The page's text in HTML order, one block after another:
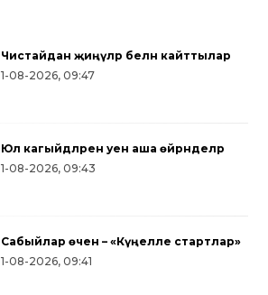
Чистайдан җиңүләр белән кайттылар
1-08-2026, 09:47
Юл кагыйдәләрен уен аша өйрәнделәр
1-08-2026, 09:43
Сабыйлар өчен – «Күңелле стартлар»
1-08-2026, 09:41